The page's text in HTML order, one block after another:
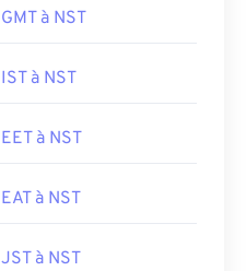
GMT à NST
IST à NST
EET à NST
EAT à NST
JST à NST